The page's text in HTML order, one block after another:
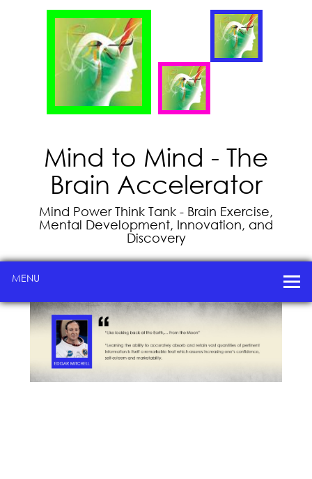
Mind to Mind - The
Brain Accelerator
Mind Power Think Tank - Brain Exercise,
Mental Development, Innovation, and
Discovery
MENU